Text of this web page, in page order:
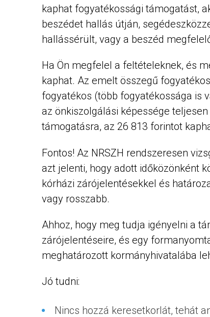
kaphat fogyatékossági támogatást,
beszédet hallás útján,
hallássérült, vagy a beszéd
Ha Ön megfelel a feltételeknek, és
kaphat. Az emelt összegű
fogyatékos (több fogyatékossága is
az önkiszolgálási képessége
támogatásra, az 26 813 forintot
Fontos! Az NRSZH rendszeresen
azt jelenti, hogy adott időközönként
kórházi zárójelentésekkel és
vagy rosszabb.
Ahhoz, hogy meg tudja igényelni a
zárójelentéseire, és egy
meghatározott kormányhivatalába
Jó tudni:
Nincs hozzá keresetkorlát, tehát